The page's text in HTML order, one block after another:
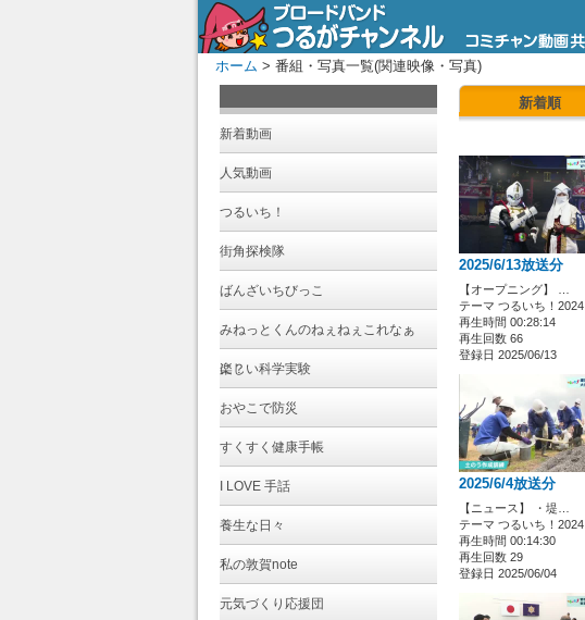
ホーム > 番組・写真一覧(関連映像・写真)
新着動画
人気動画
つるいち！
街角探検隊
ばんざいちびっこ
みねっとくんのねぇねぇこれなぁ
に？
楽しい科学実験
おやこで防災
すくすく健康手帳
I LOVE 手話
養生な日々
私の敦賀note
元気づくり応援団
新着順
2025/6/13放送分
【オープニング】 …
テーマ つるいち！2024
再生時間 00:28:14
再生回数 66
登録日 2025/06/13
2025/6/4放送分
【ニュース】 ・堤…
テーマ つるいち！2024
再生時間 00:14:30
再生回数 29
登録日 2025/06/04